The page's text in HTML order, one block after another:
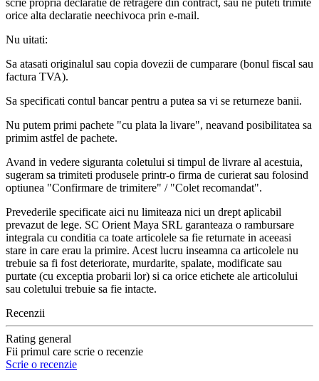
orice alta declaratie neechivoca prin e-mail.
Nu uitati:
Sa atasati originalul sau copia dovezii de cumparare (bonul fiscal sau
factura TVA).
Sa specificati contul bancar pentru a putea sa vi se returneze banii.
Nu putem primi pachete "cu plata la livare", neavand posibilitatea sa
primim astfel de pachete.
Avand in vedere siguranta coletului si timpul de livrare al acestuia,
sugeram sa trimiteti produsele printr-o firma de curierat sau folosind
optiunea "Confirmare de trimitere" / "Colet recomandat".
Prevederile specificate aici nu limiteaza nici un drept aplicabil
prevazut de lege. SC Orient Maya SRL garanteaza o rambursare
integrala cu conditia ca toate articolele sa fie returnate in aceeasi
stare in care erau la primire. Acest lucru inseamna ca articolele nu
trebuie sa fi fost deteriorate, murdarite, spalate, modificate sau
purtate (cu exceptia probarii lor) si ca orice etichete ale articolului
sau coletului trebuie sa fie intacte.
Recenzii
Rating general
Fii primul care scrie o recenzie
Scrie o recenzie